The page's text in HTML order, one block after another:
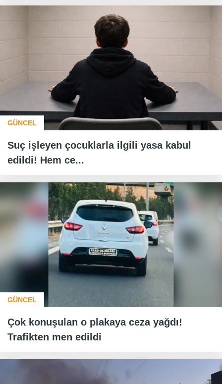
GÜNCEL
Suç işleyen çocuklarla ilgili yasa kabul
edildi! Hem ce...
GÜNCEL
Çok konuşulan o plakaya ceza yağdı!
Trafikten men edildi